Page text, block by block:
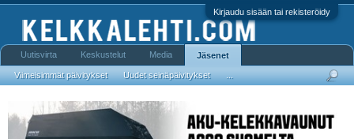
Kirjaudu sisään tai rekisteröidy
Uutisvirta Keskustelut Media Jäsenet
Viimeisimmät päivitykset Uudet seinäpäivitykset